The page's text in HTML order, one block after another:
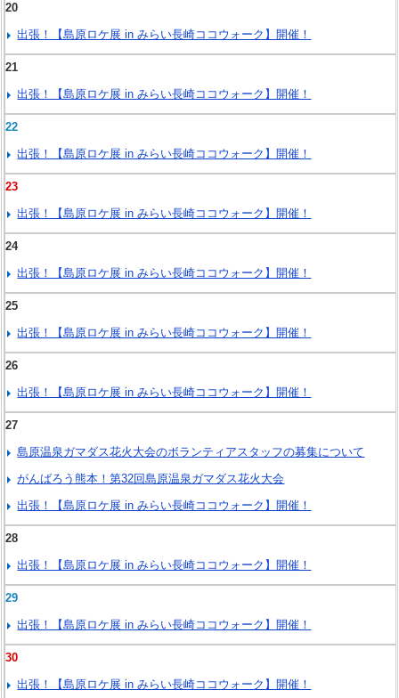
20
出張！【島原ロケ展 in みらい長崎ココウォーク】開催！
21
出張！【島原ロケ展 in みらい長崎ココウォーク】開催！
22
出張！【島原ロケ展 in みらい長崎ココウォーク】開催！
23
出張！【島原ロケ展 in みらい長崎ココウォーク】開催！
24
出張！【島原ロケ展 in みらい長崎ココウォーク】開催！
25
出張！【島原ロケ展 in みらい長崎ココウォーク】開催！
26
出張！【島原ロケ展 in みらい長崎ココウォーク】開催！
27
島原温泉ガマダス花火大会のボランティアスタッフの募集について
がんばろう熊本！第32回島原温泉ガマダス花火大会
出張！【島原ロケ展 in みらい長崎ココウォーク】開催！
28
出張！【島原ロケ展 in みらい長崎ココウォーク】開催！
29
出張！【島原ロケ展 in みらい長崎ココウォーク】開催！
30
出張！【島原ロケ展 in みらい長崎ココウォーク】開催！